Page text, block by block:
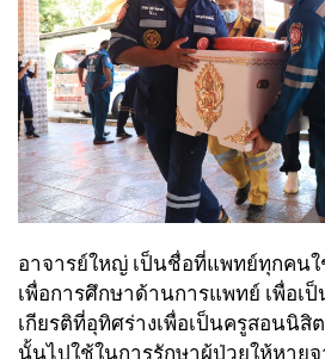
อาจารย์ใหญ่ เป็นชื่อที่แพทย์ทุกคนใ
เพื่อการศึกษาด้านการแพทย์ เพื่อเ
เกียรติที่อุทิศร่างเพื่อเป็นครูสอนนิ
นั้นไปใช้ในการรักษาผู้ป่วยให้หาย